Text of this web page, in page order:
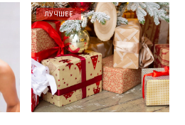
ЛУЧШЕЕ